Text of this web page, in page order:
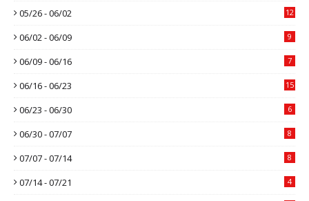
05/26 - 06/02 12
06/02 - 06/09 9
06/09 - 06/16 7
06/16 - 06/23 15
06/23 - 06/30 6
06/30 - 07/07 8
07/07 - 07/14 8
07/14 - 07/21 4